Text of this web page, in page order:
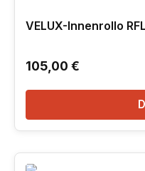
VELUX-Innenrollo
Regulärer Preis:
105,00 €